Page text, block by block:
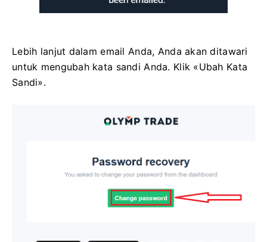
Lebih lanjut dalam email Anda, Anda akan ditawari
untuk mengubah kata sandi Anda. Klik «Ubah Kata
Sandi».